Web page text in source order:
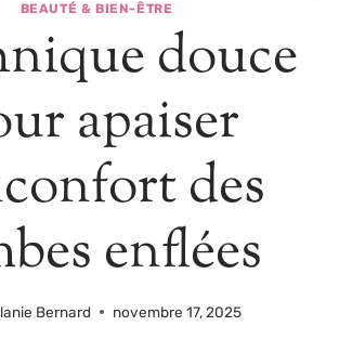
BEAUTÉ & BIEN-ÊTRE
douce
apaiser
des
enflées
Bernard novembre 17, 2025